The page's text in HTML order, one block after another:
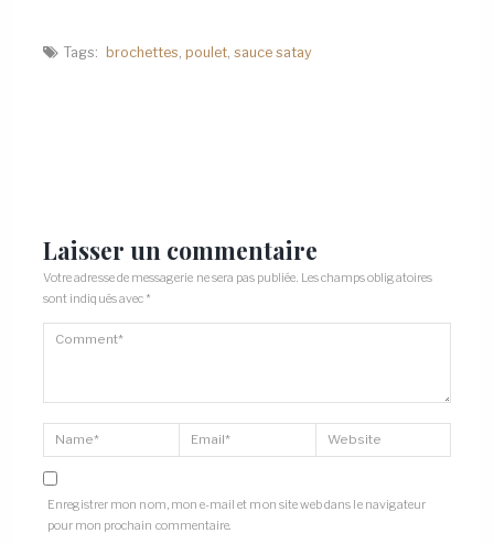
Tags: brochettes poulet, sauce satay
Laisser un commentaire
Votre adresse de messagerie ne sera pas publiée. Les champs obligatoires
sont indiqués avec *
Enregistrer mon nom, mon e-mail et mon site web dans le navigateur
pour mon prochain commentaire.